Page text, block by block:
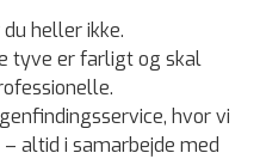
heller ikke.
tyve er farligt og skal
hvor vi
altid i samarbejde med